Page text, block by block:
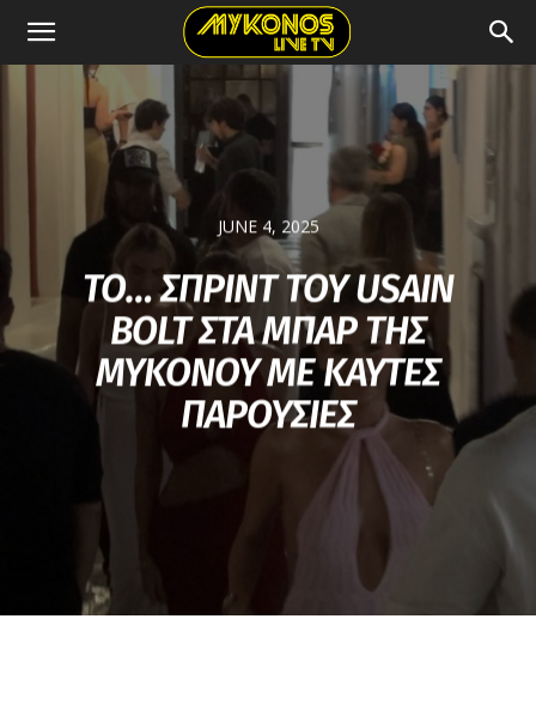
JUNE 4, 2025
ΤΟ… ΣΠΡΙΝΤ ΤΟΥ USAIN
BOLT ΣΤΑ ΜΠΑΡ ΤΗΣ
ΜΥΚΟΝΟΥ ΜΕ ΚΑΥΤΕΣ
ΠΑΡΟΥΣΙΕΣ